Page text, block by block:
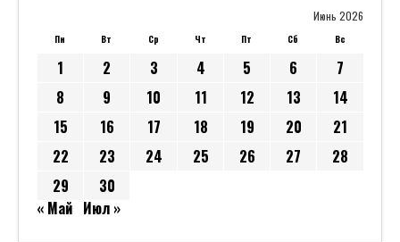
Июнь 2026
Пн Вт Ср Чт Пт Сб Вс
1 2 3 4 5 6
7
8
9 10 11 12 13
14
15
16 17 18 19 20
21
22
23 24 25 26 27
28
29
30
« Май Июл »